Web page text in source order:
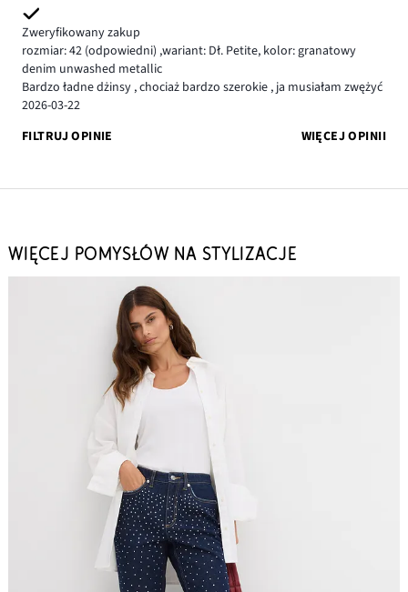
Zweryfikowany zakup
rozmiar: 42 (odpowiedni) ,wariant: Dł. Petite, kolor: granatowy
denim unwashed metallic
Bardzo ładne dżinsy , chociaż bardzo szerokie , ja musiałam zwężyć
2026-03-22
FILTRUJ OPINIE
WIĘCEJ OPINII
WIĘCEJ POMYSŁÓW NA STYLIZACJE